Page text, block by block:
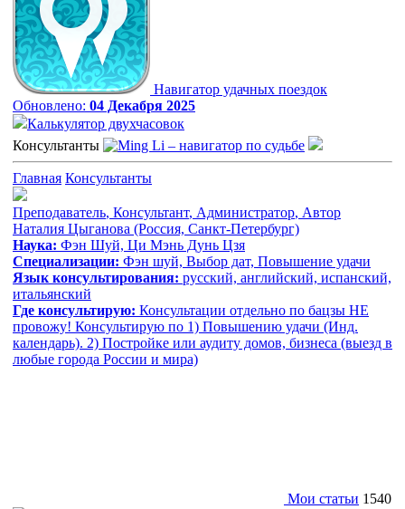
Навигатор удачных поездок
Обновлено: 04 Декабря 2025
Калькулятор двухчасовок
Консультанты
Главная Консультанты
Преподаватель, Консультант, Администратор, Автор
Наталия Цыганова (Россия, Санкт-Петербург)
Наука: Фэн Шуй, Ци Мэнь Дунь Цзя
Специализации: Фэн шуй, Выбор дат, Повышение удачи
Язык консультирования: русский, aнглийский, испанский,
итальянский
Где консультирую: Консультации отдельно по бацзы НЕ
провожу! Консультирую по 1) Повышению удачи (Инд.
календарь). 2) Постройке или аудиту домов, бизнеса (выезд в
любые города России и мира)
Мои статьи 1540